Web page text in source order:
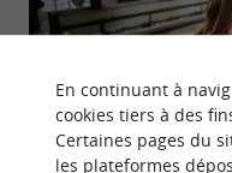
Culturelle
En continuant à
cookies tiers à des
Certaines pages du
les plateformes